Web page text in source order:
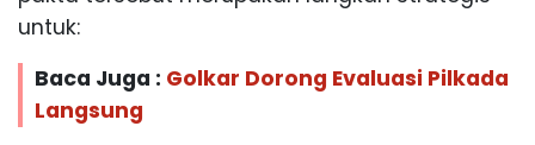
untuk:
Baca Juga : Golkar Dorong Evaluasi Pilkada
Langsung